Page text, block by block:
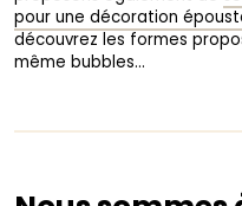
pour une décoration
découvrez les formes
même bubbles…